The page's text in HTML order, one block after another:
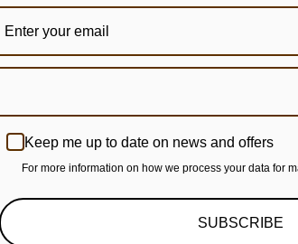
Keep me up to date on news and offers
For more information on how we process your data for
SUBSCRIBE